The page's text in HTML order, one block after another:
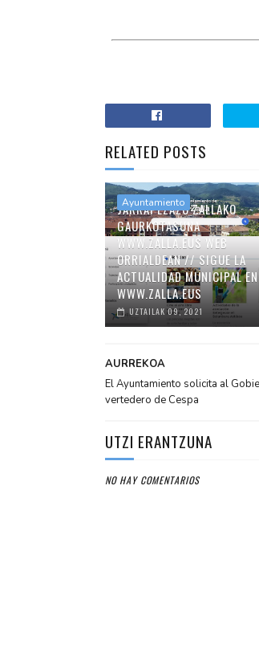
RELATED POSTS
Ayuntamiento
JARRAI EZAZU ZALLAKO
GAURKOTASUNA
WWW.ZALLA.EUS WEB
ORRIALDEAN // SIGUE LA
ACTUALIDAD MUNICIPAL EN
WWW.ZALLA.EUS
UZTAILAK 09, 2021
AURREKOA
El Ayuntamiento solicita al
vertedero de Cespa
UTZI ERANTZUNA
NO HAY COMENTARIOS